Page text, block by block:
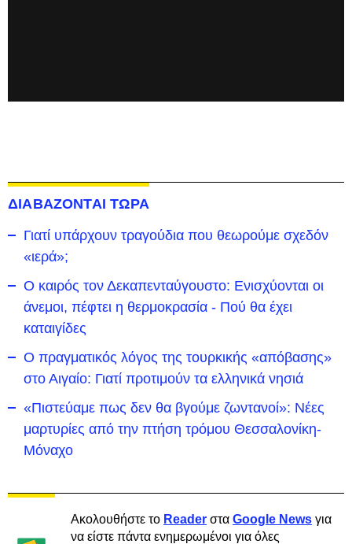
ΔΙΑΒΑΖΟΝΤΑΙ ΤΩΡΑ
Γιατί υπάρχουν τραγούδια που θεωρούμε σχεδόν
«ιερά»;
Ο καιρός τον Δεκαπενταύγουστο: Ενισχύονται οι
άνεμοι, πέφτει η θερμοκρασία - Πού θα έχει
καταιγίδες
Ο πραγματικός λόγος της τουρκικής «απόβασης»
στο Αιγαίο: Γιατί προτιμούν τα ελληνικά νησιά
«Πιστεύαμε πως δεν θα βγούμε ζωντανοί»: Νέες
μαρτυρίες από την πτήση τρόμου Θεσσαλονίκη-
Μόναχο
Ακολουθήστε το Reader στα Google News για
να είστε πάντα ενημερωμένοι για όλες